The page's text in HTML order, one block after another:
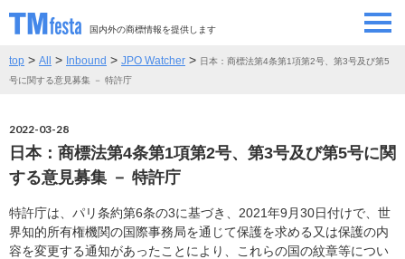
国内外の商標情報を提供します
SEMINAR/EVENT
CONTRIBUTORS 情報提供者
CONTACT お問い合わせ
top > All > Inbound > JPO Watcher > 日本：商標法第4条第1項第2号、第3号及び第5
号に関する意見募集 － 特許庁
2022-03-28
日本：商標法第4条第1項第2号、第3号及び第5号に関
する意見募集 － 特許庁
特許庁は、パリ条約第6条の3に基づき、2021年9月30日付けで、世
界知的所有権機関の国際事務局を通じて保護を求める又は保護の内
容を変更する通知があったことにより、これらの国の紋章等につい